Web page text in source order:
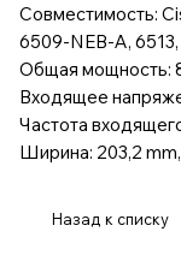
Совместимость:
6509-NEB-A, 6513,
Общая мощность:
Входящее
Частота
Ширина: 203,2
Назад к списку